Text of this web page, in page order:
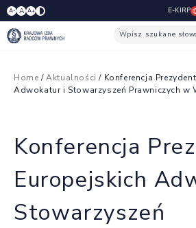
A- A A+ E-KIRP
Wpisz szukane
Home /Aktualności / Konferencja
Adwokatur i Stowarzyszeń Prawniczych w
Konferencja
Europejskich
Stowarzyszeń